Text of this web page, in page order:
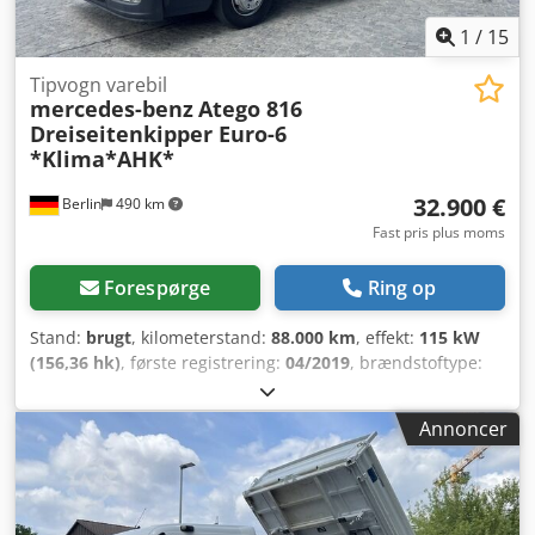
1 / 15
Berlin 490 km
Tipvogn varebil
mercedes-benzAtego 816
Dreiseitenkipper Euro-6
*Klima*AHK*
32.900 €
Fast pris plus moms
Forespørge Ring op
Stand: brugt, kilometerstand: 88.000 km, effekt: 115 kW
(156,36 hk), første registrering: 04/2019, brændstoftype:
, samlet vægt:
akslekonfiguration:4x2, brændstof:diesel, farve:hvid,
førerhus:dagkabine , geartype:mekanisk,
emissionsklasse:Euro 6 , affjedring:anden, antal sæder:2,
samlet længde: 5.949 mm , længde af lastrum: 4.000 mm,
læsningsbredde:
2.350 mm, lastepladshøjde:400 mm,
Annoncer